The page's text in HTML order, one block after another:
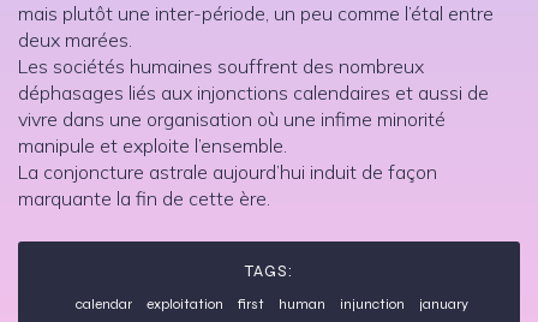
mais plutôt une inter-période, un peu comme l’étal entre
deux marées.
Les sociétés humaines souffrent des nombreux
déphasages liés aux injonctions calendaires et aussi de
vivre dans une organisation où une infime minorité
manipule et exploite l’ensemble.
La conjoncture astrale aujourd’hui induit de façon
marquante la fin de cette ère.
TAGS:
calendar exploitation first human injunction
january